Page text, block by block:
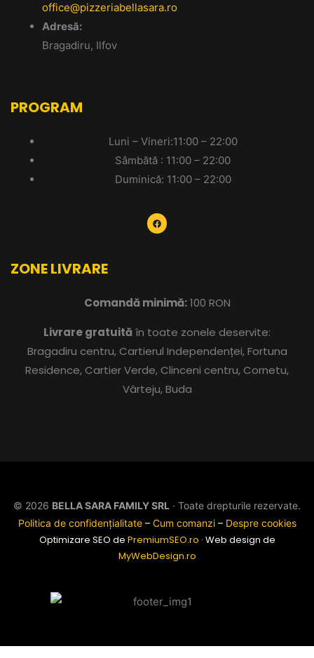
office@pizzeriabellasara.ro
Adresă:
Bragadiru, Ilfov
PROGRAM
Luni – Vineri:11:00 – 22:00
Sâmbătă : 11:00 – 22:00
Duminică: 11:00 – 22:00
ZONE LIVRARE
Comandă minimă:100 RON
Livrare gratuităîn toate zonele deservite:
Bragadiru centru, Cartierul Independenței, Fortuna
Residence, Cartier Verde, Clinceni centru, Cornetu,
Vârteju, Buda
© 2026 BELLA SARA FAMILY SRL · Toate drepturile rezervate.
Politica de confidențialitate– Cum comanzi– Despre cookies
Optimizare SEO de PremiumSEO.ro · Web design de
MyWebDesign.ro